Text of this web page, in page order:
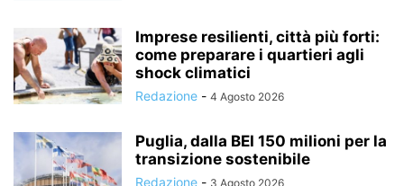
Imprese resilienti, città più forti:
come preparare i quartieri agli
shock climatici
Redazione - 4 Agosto 2026
Puglia, dalla BEI 150 milioni per la
transizione sostenibile
Redazione - 3 Agosto 2026